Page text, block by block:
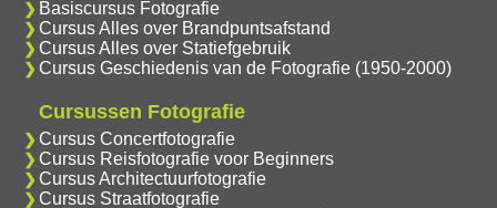
Basiscursus Fotografie
Cursus Alles over Brandpuntsafstand
Cursus Alles over Statiefgebruik
Cursus Geschiedenis van de Fotografie (1950-2000)
Cursussen Fotografie
Cursus Concertfotografie
Cursus Reisfotografie voor Beginners
Cursus Architectuurfotografie
Cursus Straatfotografie